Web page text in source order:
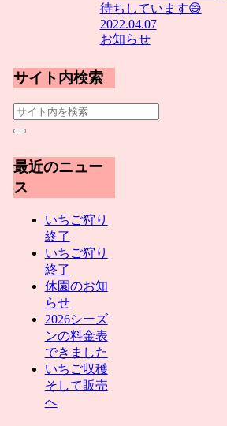
待ちしています😄
2022.04.07
お知らせ
サイト内検索
最近のニュー
ス
いちご狩り
終了
いちご狩り
終了
休園のお知
らせ
2026シーズ
ンの料金表
できました
いちご収穫
そして販売
へ